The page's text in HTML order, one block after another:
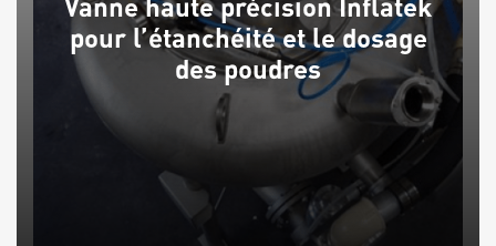
pour l’étanchéité et le dosage
des poudres